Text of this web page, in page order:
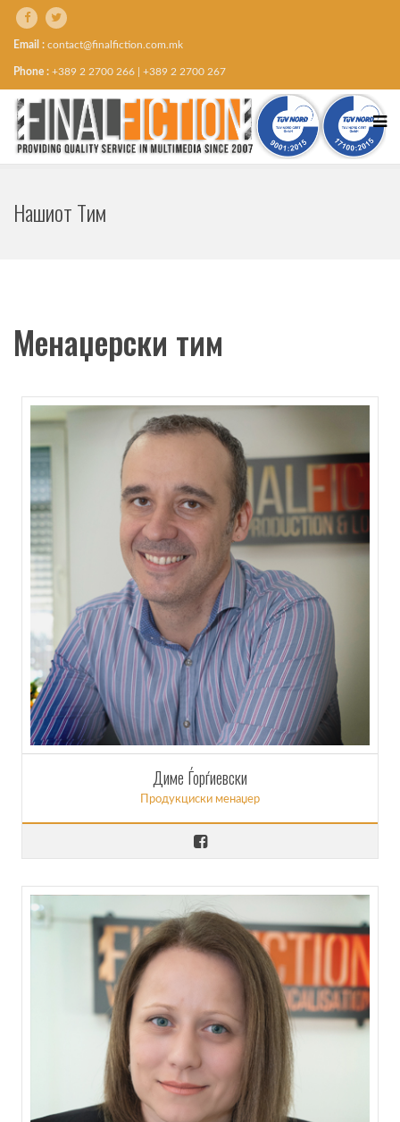
Email : contact@finalfiction.com.mk
Phone : +389 2 2700 266 | +389 2 2700 267
Нашиот Тим
Менаџерски тим
Диме Ѓорѓиевски
Продукциски менаџер